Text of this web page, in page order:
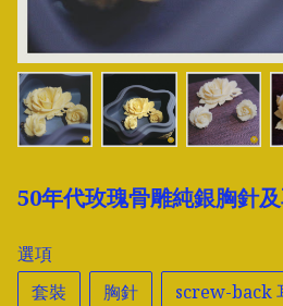
50年代玫瑰骨雕純銀胸針
選項
套裝
胸針 screw-back